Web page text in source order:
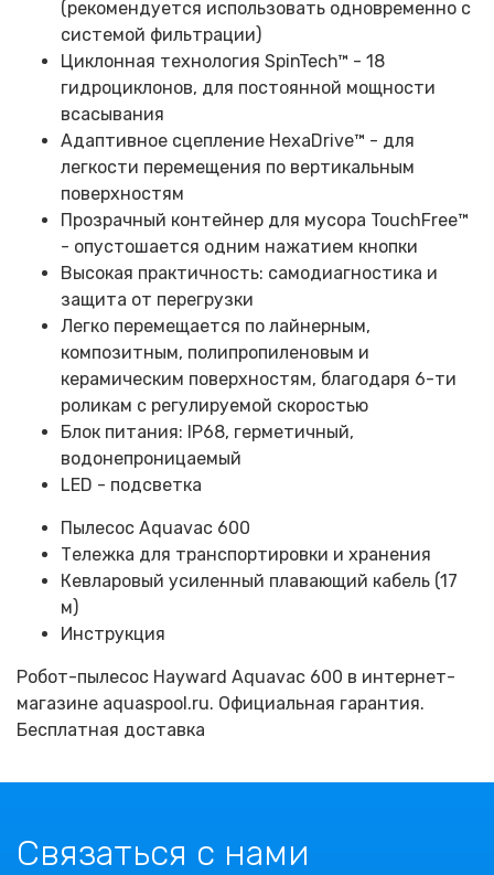
(рекомендуется использовать одновременно с
системой фильтрации)
Циклонная технология SpinTech™ - 18
гидроциклонов, для постоянной мощности
всасывания
Адаптивное сцепление HexaDrive™ - для
легкости перемещения по вертикальным
поверхностям
Прозрачный контейнер для мусора TouchFree™
- опустошается одним нажатием кнопки
Высокая практичность: самодиагностика и
защита от перегрузки
Легко перемещается по лайнерным,
композитным, полипропиленовым и
керамическим поверхностям, благодаря 6-ти
роликам с регулируемой скоростью
Блок питания: IP68, герметичный,
водонепроницаемый
LED - подсветка
Пылесос Aquavac 600
Тележка для транспортировки и хранения
Кевларовый усиленный плавающий кабель (17
м)
Инструкция
Робот-пылесос Hayward Aquavac 600 в интернет-
магазине aquaspool.ru. Официальная гарантия.
Бесплатная доставка
Связаться с нами